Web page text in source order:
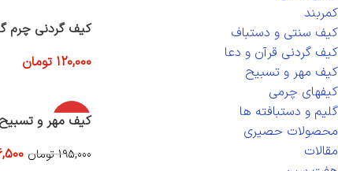
کمربند
کیف سنتی و دستباف
کیف گردنی قرآن و دعا
کیف مهر و تسبیح
کیفهای چرمی
گلیم و دستبافته ها
محصولات حصیری
مقالات
کیف گردنی چرم
120,000 تومان
-30%
کیف مهر و
195,000 تومان